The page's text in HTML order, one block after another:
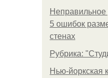
5 ошибок
стенах
Рубрика:
Нью-йоркская